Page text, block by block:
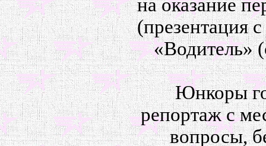
на оказание
(презентация
«Водитель»
Юнкоры
репортаж с
вопросы,